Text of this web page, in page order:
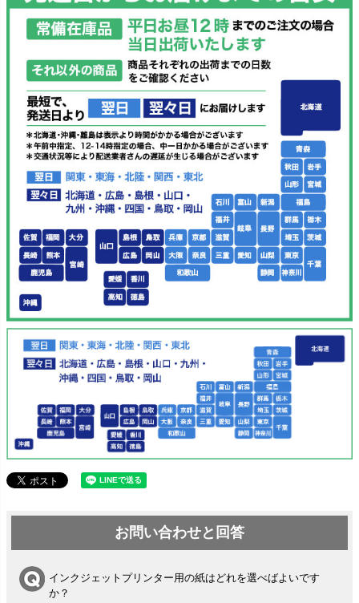
お問い合わせと回答
インクジェットプリンター用の紙はどれを選べばよいです
か？